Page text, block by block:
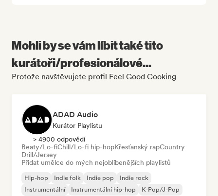
Mohli by se vám líbit také tito
kurátoři/profesionálové...
Protože navštěvujete profil Feel Good Cooking
ADAD Audio
Kurátor Playlistu
> 4900 odpovědí
Beaty/Lo-fiChill/Lo-fi hip-hopKřesťanský rapCountry
Drill/Jersey
Přidat umělce do mých nejoblíbenějších playlistů
Hip-hop Indie folk Indie pop
Indie rock
Instrumentální
Instrumentální hip-hop
K-Pop/J-Pop